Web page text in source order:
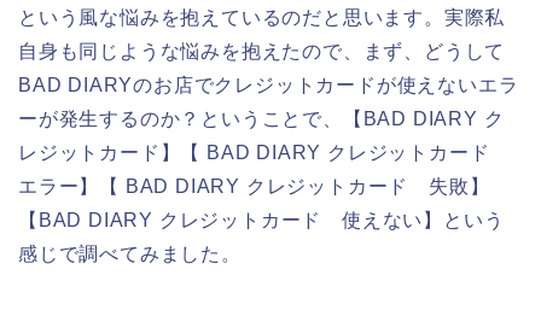
という風な悩みを抱えているのだと思います。実際私
自身も同じような悩みを抱えたので、まず、どうして
BAD DIARYのお店でクレジットカードが使えないエラ
ーが発生するのか？ということで、【BAD DIARY ク
レジットカード】【 BAD DIARY クレジットカード
エラー】【 BAD DIARY クレジットカード 失敗】
【BAD DIARY クレジットカード 使えない】という
感じで調べてみました。